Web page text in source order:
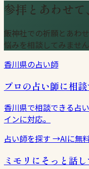
参拝とあわせ
飯神社での祈願とあわ
悩みを相談してみません
香川県の占い師
プロの占い師に相談
香川県で相談できる占
インに対応。
占い師を探す →AIに無
ミモリにそっと話し